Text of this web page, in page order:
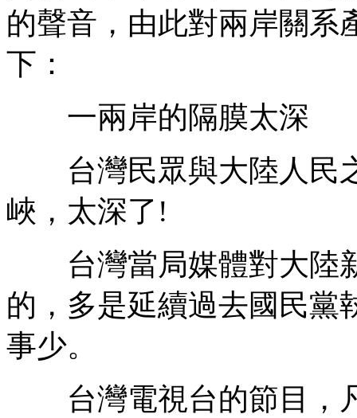
的聲音，由此對兩岸關系
下：
一兩岸的隔膜太深
台灣民眾與大陸人民
峽，太深了!
台灣當局媒體對大陸
的，多是延續過去國民黨
事少。
台灣電視台的節目，